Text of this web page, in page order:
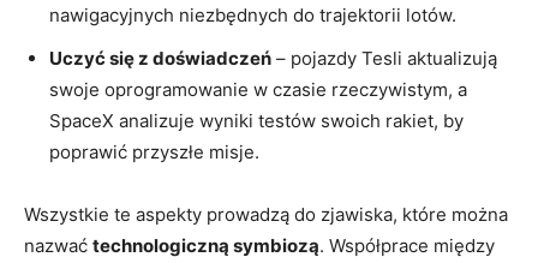
nawigacyjnych niezbędnych do trajektorii lotów.
Uczyć się z doświadczeń – pojazdy Tesli aktualizują
swoje oprogramowanie w czasie rzeczywistym, a
SpaceX analizuje wyniki testów swoich rakiet, by
poprawić przyszłe misje.
Wszystkie te aspekty prowadzą do zjawiska, które można
nazwać technologiczną symbiozą. Współprace między